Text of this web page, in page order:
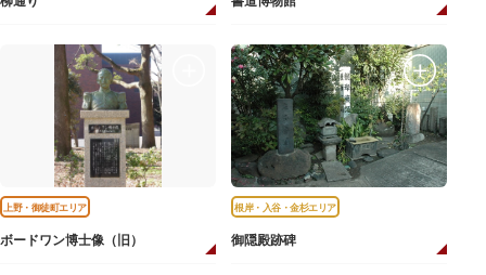
上野・御徒町エリア
ボードワン博士像（旧）
根岸・入谷・金杉エリア
御隠殿跡碑